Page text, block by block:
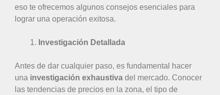
eso te ofrecemos algunos consejos esenciales para
lograr una operación exitosa.
Investigación Detallada
Antes de dar cualquier paso, es fundamental hacer
una investigación exhaustiva del mercado. Conocer
las tendencias de precios en la zona, el tipo de